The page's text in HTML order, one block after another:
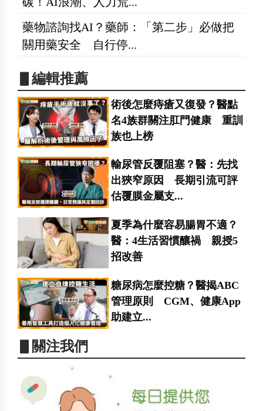
藥物諮詢找AI？藥師：「第二步」必做把
關用藥安全 自行停...
▋編輯推薦
術後怎麼痔瘡又復發？醫點
名4族群關注肛門健康 重訓
族也上榜
輸尿管反覆阻塞？醫：先找
出狹窄原因 長期引流可評
估覆膜金屬支...
夏季為什麼容易腸胃不適？
醫：4生活習慣釀禍 親授5
招改善
糖尿病怎麼控糖？醫揭ABC
管理原則 CGM、健康App
助建立...
▋關注我們